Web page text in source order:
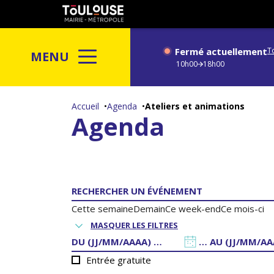
au
principal
Toulouse
MENU Fermé actuellement
10h00 18h00
Accueil Agenda Ateliers et animations
Agenda
Cette semaineDemainCe week-endCe mois-ci
MASQUER LES FILTRES
DATE
DE
DATE
DE
Entrée gratuite
Gestion de vos préférences sur les cookies